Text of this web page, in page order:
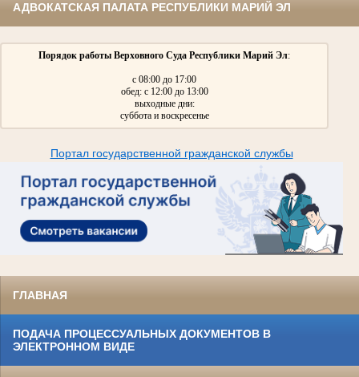
АДВОКАТСКАЯ ПАЛАТА РЕСПУБЛИКИ МАРИЙ ЭЛ
Порядок работы Верховного Суда Республики Марий Эл:
с 08:00 до 17:00
обед: с 12:00 до 13:00
выходные дни:
суббота и воскресенье
Портал государственной гражданской службы
ГЛАВНАЯ
ПОДАЧА ПРОЦЕССУАЛЬНЫХ ДОКУМЕНТОВ В
ЭЛЕКТРОННОМ ВИДЕ